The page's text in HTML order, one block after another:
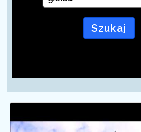
Szukaj